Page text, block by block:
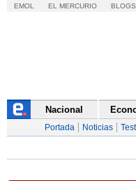
EMOL EL MERCURIO BLOGS
Nacional
Portada Noticias